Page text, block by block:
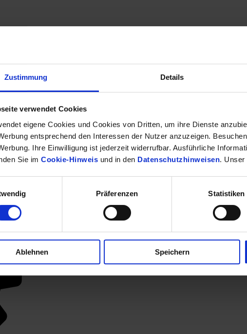
Zustimmung Details
verwendet Cookies
eigene Cookies und Cookies von Dritten, um ihre Dienste
entsprechend den Interessen der Nutzer anzuzeigen.
Ihre Einwilligung ist jederzeit widerrufbar. Ausführliche
Sie im Cookie-Hinweis und in den Datenschutzhinweisen. Unser
Präferenzen Statistiken
Ablehnen Speichern
Angebot